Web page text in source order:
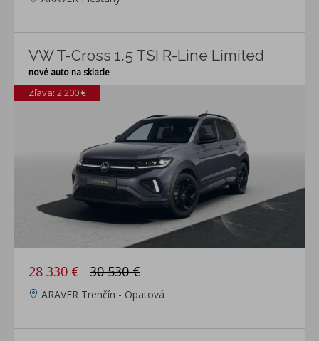
VW T-Cross 1.5 TSI R-Line Limited
nové auto na sklade
Zľava: 2 200 €
28 330 € 30 530 €
ARAVER Trenčín - Opatová